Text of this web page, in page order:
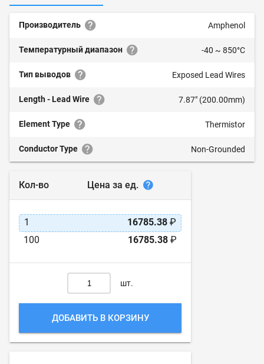
Производитель Amphenol
Температурный диапазон -40 ~ 850°C
Тип выводов Exposed Lead Wires
Length - Lead Wire 7.87" (200.00mm)
Element Type Thermistor
Conductor Type Non-Grounded
Кол-во Цена за ед.
1 16785.38 ₽
100
16785.38 ₽
шт.
ДОБАВИТЬ В КОРЗИНУ